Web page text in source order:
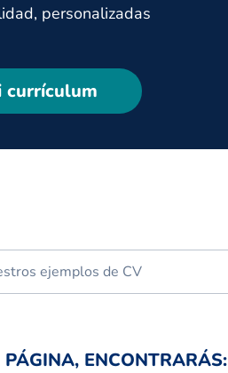
personalizadas
currículum
PÁGINA, ENCONTRARÁS: